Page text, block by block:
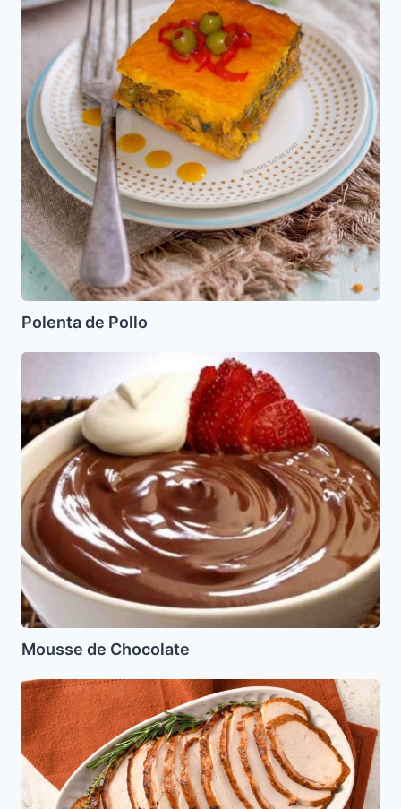
Polenta de Pollo
Mousse
Chocolate
Mousse de Chocolate
Pastron
casero